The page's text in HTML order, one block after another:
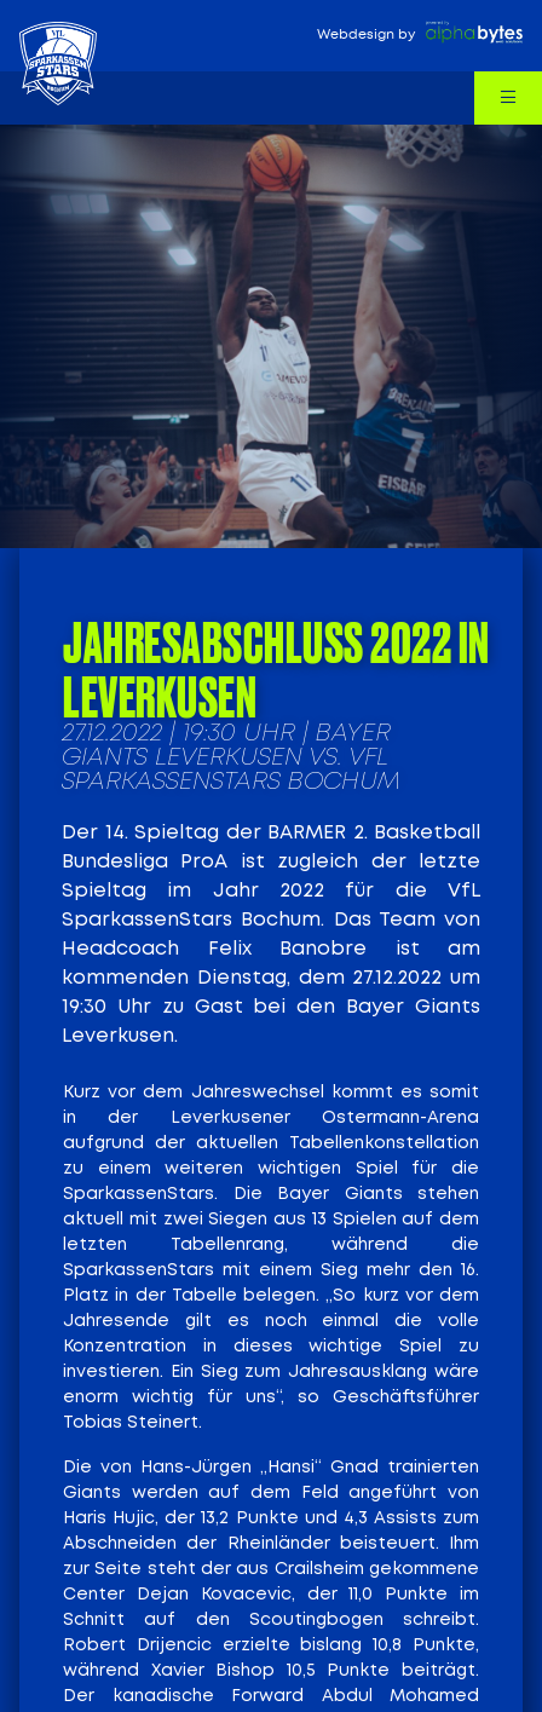
Webdesign by
JAHRESABSCHLUSS 2022 IN
LEVERKUSEN
27.12.2022 | 19:30 UHR | BAYER
GIANTS LEVERKUSEN VS. VFL
SPARKASSENSTARS BOCHUM
Der 14. Spieltag der BARMER 2. Basketball
Bundesliga ProA ist zugleich der letzte
Spieltag im Jahr 2022 für die VfL
SparkassenStars Bochum. Das Team von
Headcoach Felix Banobre ist am
kommenden Dienstag, dem 27.12.2022 um
19:30 Uhr zu Gast bei den Bayer Giants
Leverkusen.
Kurz vor dem Jahreswechsel kommt es somit
in der Leverkusener Ostermann-Arena
aufgrund der aktuellen Tabellenkonstellation
zu einem weiteren wichtigen Spiel für die
SparkassenStars. Die Bayer Giants stehen
aktuell mit zwei Siegen aus 13 Spielen auf dem
letzten Tabellenrang, während die
SparkassenStars mit einem Sieg mehr den 16.
Platz in der Tabelle belegen. „So kurz vor dem
Jahresende gilt es noch einmal die volle
Konzentration in dieses wichtige Spiel zu
investieren. Ein Sieg zum Jahresausklang wäre
enorm wichtig für uns“, so Geschäftsführer
Tobias Steinert.
Die von Hans-Jürgen „Hansi“ Gnad trainierten
Giants werden auf dem Feld angeführt von
Haris Hujic, der 13,2 Punkte und 4,3 Assists zum
Abschneiden der Rheinländer beisteuert. Ihm
zur Seite steht der aus Crailsheim gekommene
Center Dejan Kovacevic, der 11,0 Punkte im
Schnitt auf den Scoutingbogen schreibt.
Robert Drijencic erzielte bislang 10,8 Punkte,
während Xavier Bishop 10,5 Punkte beiträgt.
Der kanadische Forward Abdul Mohamed